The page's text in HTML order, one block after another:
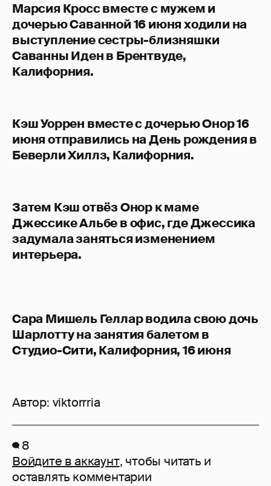
Марсия Кросс вместе с мужем и
дочерью Саванной 16 июня ходили на
выступление сестры-близняшки
Саванны Иден в Брентвуде,
Калифорния.
Кэш Уоррен вместе с дочерью Онор 16
июня отправились на День рождения в
Беверли Хиллз, Калифорния.
Затем Кэш отвёз Онор к маме
Джессике Альбе в офис, где Джессика
задумала заняться изменением
интерьера.
Сара Мишель Геллар водила свою дочь
Шарлотту на занятия балетом в
Студио-Сити, Калифорния, 16 июня
Автор: viktorrria
8
Войдите в аккаунт, чтобы читать и
оставлять комментарии